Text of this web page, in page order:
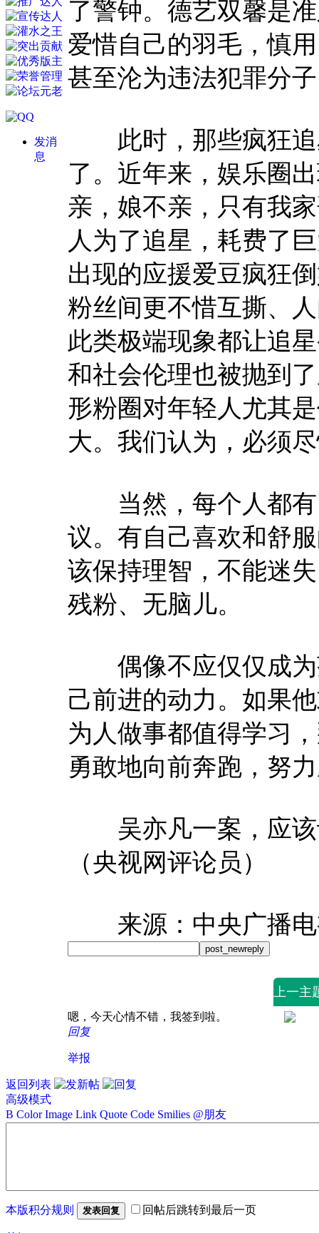
发消
息
了警钟。德艺双馨是
爱惜自己的羽毛，慎
甚至沦为违法犯罪分
此时，那些疯狂追
了。近年来，娱乐圈
亲，娘不亲，只有我
人为了追星，耗费了
出现的应援爱豆疯狂
粉丝间更不惜互撕、
此类极端现象都让追
和社会伦理也被抛到
形粉圈对年轻人尤其
大。我们认为，必须
当然，每个人都有
议。有自己喜欢和舒
该保持理智，不能迷
残粉、无脑儿。
偶像不应仅仅成为
己前进的动力。如果
为人做事都值得学习
勇敢地向前奔跑，努
吴亦凡一案，应该
（央视网评论员）
来源：中央广播电
post_newreply
上一主
嗯，今天心情不错，我签到啦。
回复
举报
返回列表
高级模式
B Color Image Link Quote Code Smilies @朋友
本版积分规则 发表回复 回帖后跳转到最后一页